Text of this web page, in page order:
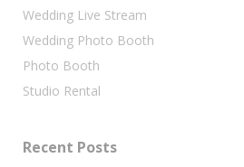
Wedding Live Stream
Wedding Photo Booth
Photo Booth
Studio Rental
Recent Posts